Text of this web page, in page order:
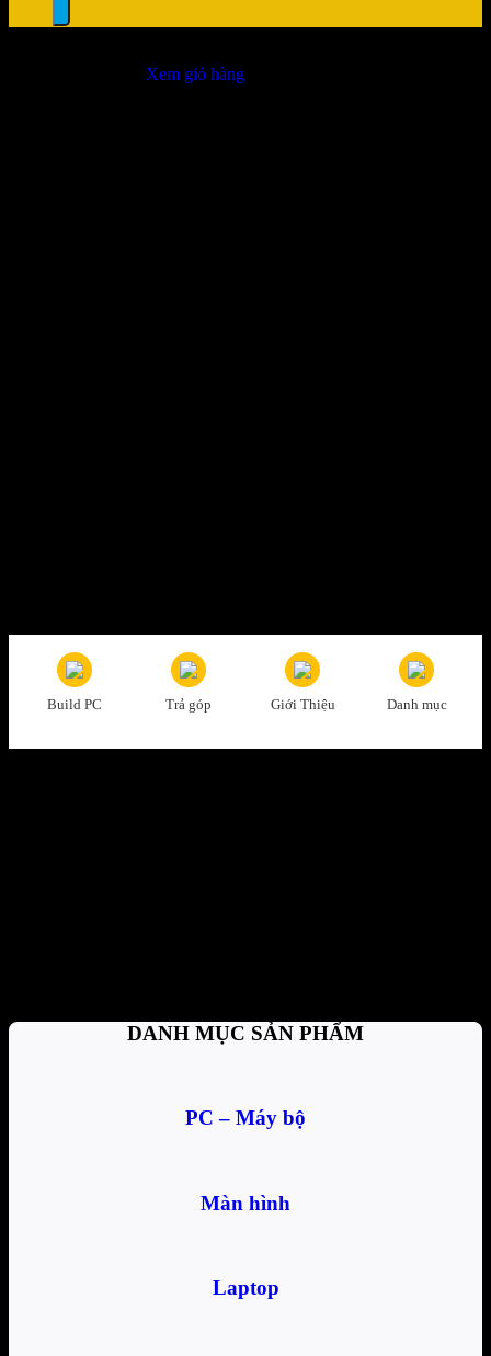
Xem giỏ hàng
Build PC Trả góp Giới Thiệu Danh mục
DANH MỤC SẢN PHẨM
PC – Máy bộ
Màn hình
Laptop